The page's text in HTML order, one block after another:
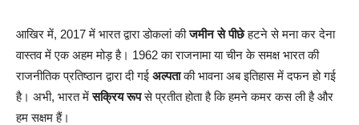
आखिर में, 2017 में भारत द्वारा डोकलां कीजमीन से पीछेहटने से मना कर देना
वास्तव में एक अहम मोड़ है। 1962 का राजनामा या चीन के समक्ष भारत की
राजनीतिक प्रतिष्ठान द्वारा दी गई अल्पताकी भावना अब इतिहास में दफन हो गई
है। अभी, भारत मेंसक्रिय रूपसे प्रतीत होता है कि हमने कमर कस ली है और
हम सक्षम हैं।